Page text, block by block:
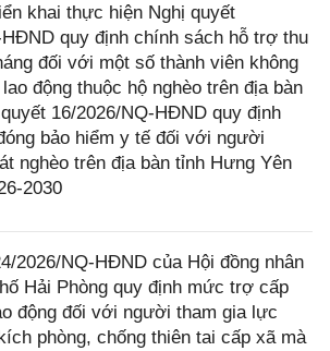
khai thực hiện Nghị quyết
HĐND quy định chính sách hỗ trợ thu
đối với một số thành viên không
động thuộc hộ nghèo trên địa bàn
16/2026/NQ-HĐND quy định
bảo hiểm y tế đối với người
nghèo trên địa bàn tỉnh Hưng Yên
2030
2026/NQ-HĐND của Hội đồng nhân
Hải Phòng quy định mức trợ cấp
động đối với người tham gia lực
phòng, chống thiên tai cấp xã mà